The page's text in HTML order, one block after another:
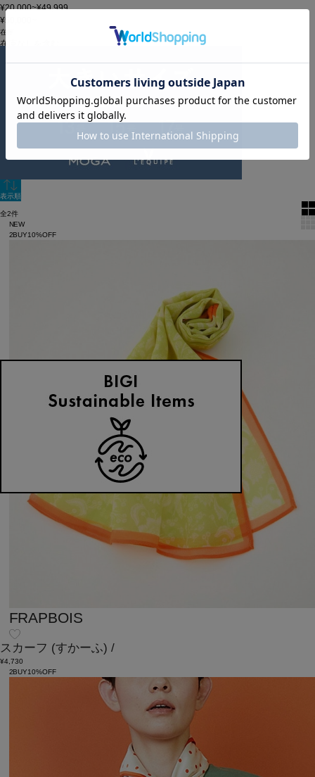
¥20,000~¥49,999
¥50,000~
在庫
在庫なしを含む
60件
単色表示
表示順
全2件
NEW
2BUY10%OFF
FRAPBOIS
スカーフ (すかーふ) /
¥4,730
2BUY10%OFF